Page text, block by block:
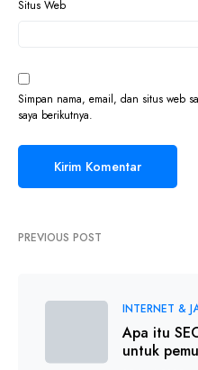
Situs Web
Simpan nama, email, dan situs web
saya berikutnya.
PREVIOUS POST
INTERNET &
Apa itu
untuk